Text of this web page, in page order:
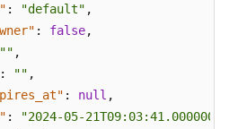
: "default" ,
: false,
"" ,
: "" ,
: null ,
: "2024-05-21T09:03:41.000000"